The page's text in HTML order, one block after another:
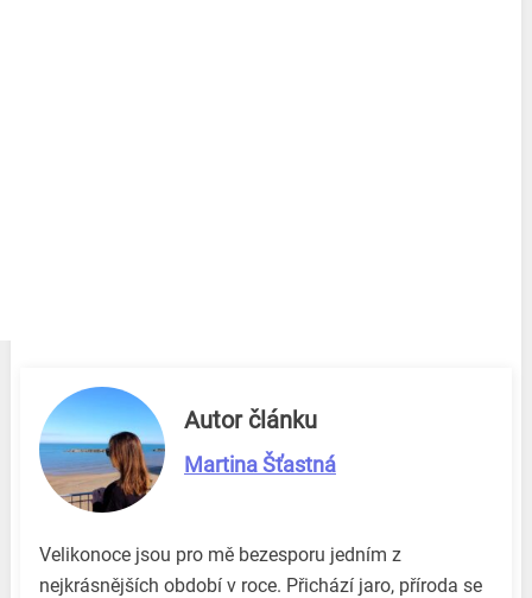
Autor článku
Martina Šťastná
Velikonoce jsou pro mě bezesporu jedním z
nejkrásnějších období v roce. Přichází jaro, příroda se